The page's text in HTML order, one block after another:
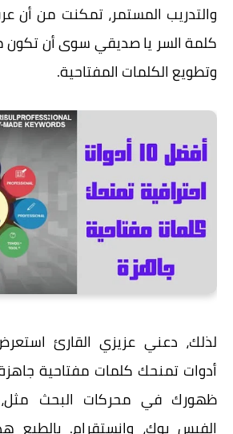
والتدريب المستمر، تمكنت من أن
كلمة السر يا صديقي سوى أن تكون
وتطويع الكلمات المفتاحية.
أدوات تمنحك كلمات مفتاحية
ظهورك في محركات البحث مثل،
الفيس بوك، وانستقرام. بالطبع